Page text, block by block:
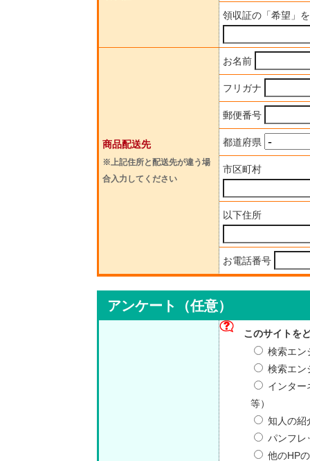
領収証の「希望」
商品配送先
※上記住所と配送先が違う場
合入力してください
お名前
フリガナ
郵便番号
都道府県
市区町村
以下住所
お電話番号
アンケート（任意）
このサイトを
検索エン
検索エン
インター
等）
知人の紹
パンフレ
他のHP